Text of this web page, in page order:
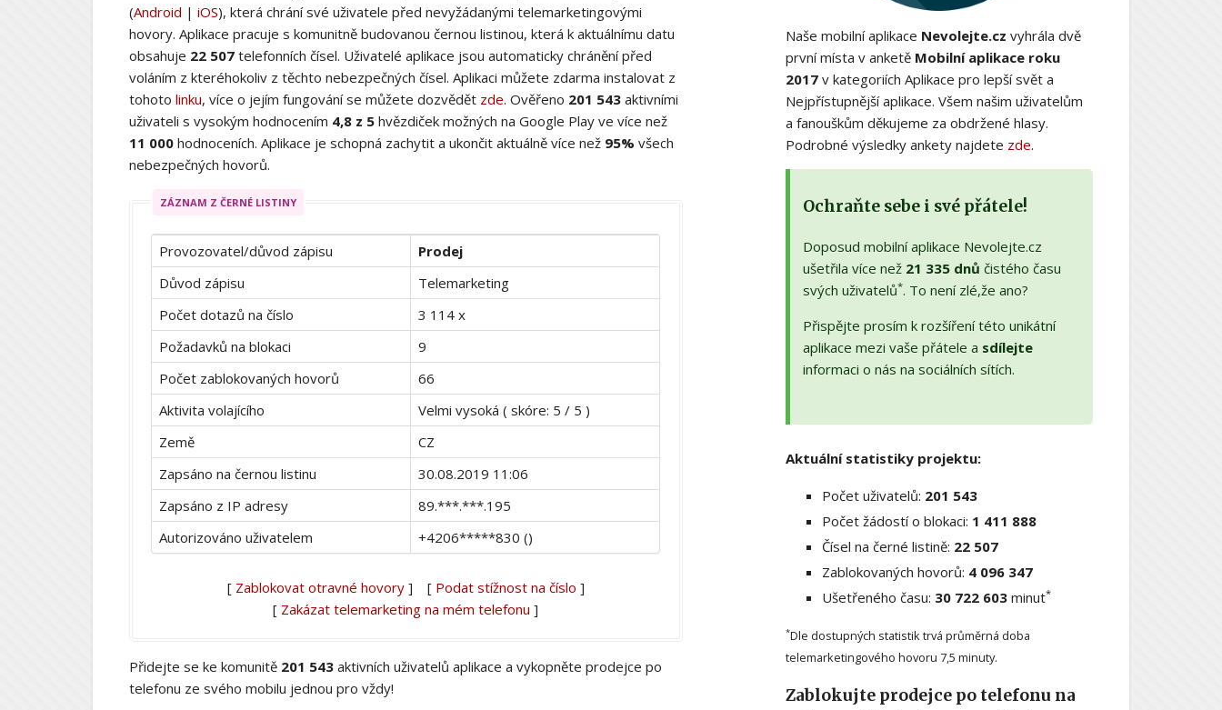
(Android | iOS), která chrání své uživatele před nevyžádanými telemarketingovými
hovory. Aplikace pracuje s komunitně budovanou černou listinou, která k aktuálnímu datu
obsahuje 22 507 telefonních čísel. Uživatelé aplikace jsou automaticky chránění před
voláním z kteréhokoliv z těchto nebezpečných čísel. Aplikaci můžete zdarma instalovat z
tohoto linku, více o jejím fungování se můžete dozvědět zde. Ověřeno 201 543 aktivními
uživateli s vysokým hodnocením 4,8 z 5 hvězdiček možných na Google Play ve více než
11 000 hodnoceních. Aplikace je schopná zachytit a ukončit aktuálně více než 95% všech
nebezpečných hovorů.
ZÁZNAM Z ČERNÉ LISTINY
Provozovatel/důvod zápisu
Prodej
Důvod zápisu
Telemarketing
Počet dotazů na číslo
3 114 x
Požadavků na blokaci
9
Počet zablokovaných hovorů
66
Aktivita volajícího
Velmi vysoká ( skóre: 5 / 5 )
Země
CZ
Zapsáno na černou listinu
30.08.2019 11:06
Zapsáno z IP adresy
89.***.***.195
Autorizováno uživatelem
+4206*****830 ()
[ Zablokovat otravné hovory] [ Podat stížnost na číslo ]
[ Zakázat telemarketing na mém telefonu ]
Přidejte se ke komunitě 201 543 aktivních uživatelů aplikace a vykopněte prodejce po
telefonu ze svého mobilu jednou pro vždy!
Naše mobilní aplikace Nevolejte.cz vyhrála dvě
první místa v anketě Mobilní aplikace roku
2017v kategoriích Aplikace pro lepší svět a
Nejpřístupnější aplikace. Všem našim uživatelům
a fanouškům děkujeme za obdržené hlasy.
Podrobné výsledky ankety najdete zde.
Ochraňte sebe i své přátele!
Doposud mobilní aplikace Nevolejte.cz
ušetřila více než 21 335 dnů čistého času
svých uživatelů*. To není zlé,že ano?
Přispějte prosím k rozšíření této unikátní
aplikace mezi vaše přátele a sdílejte
informaci o nás na sociálních sítích.
Aktuální statistiky projektu:
Počet uživatelů: 201 543
Počet žádostí o blokaci: 1 411 888
Čísel na černé listině: 22 507
Zablokovaných hovorů: 4 096 347
Ušetřeného času: 30 722 603minut*
*Dle dostupných statistik trvá průměrná doba
telemarketingového hovoru 7,5 minuty.
Zablokujte prodejce po telefonu na